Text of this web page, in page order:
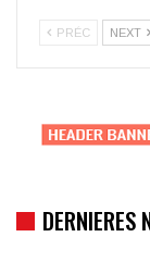
PRÉC NEXT
DERNIERES